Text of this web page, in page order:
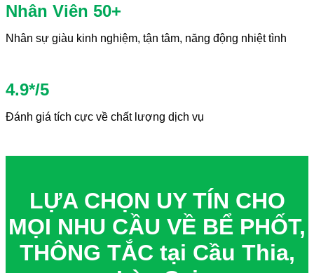
Nhân Viên 50+
Nhân sự giàu kinh nghiệm, tận tâm, năng động nhiệt tình
4.9*/5
Đánh giá tích cực về chất lượng dịch vụ
LỰA CHỌN UY TÍN CHO
MỌI NHU CẦU VỀ BỂ PHỐT,
THÔNG TẮC tại Cầu Thia,